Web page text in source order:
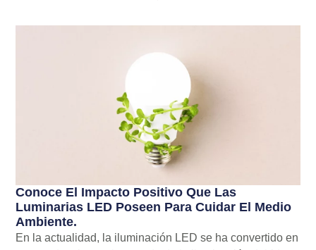
Conoce El Impacto Positivo Que Las
Luminarias LED Poseen Para Cuidar El Medio
Ambiente.
En la actualidad, la iluminación LED se ha convertido en